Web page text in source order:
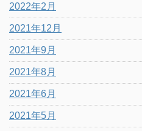
2022年2月
2021年12月
2021年9月
2021年8月
2021年6月
2021年5月